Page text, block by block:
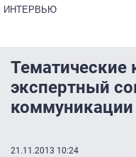
ИНТЕРВЬЮ
Тематические
экспертный
коммуникации
21.11.2013 10:24